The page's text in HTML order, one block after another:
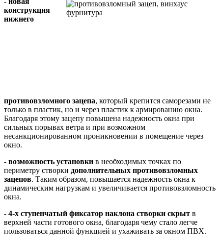
конструкция
нижнего
противовзломного зацепа, который крепится саморезами не
только в пластик, но и через пластик к армированию окна.
Благодаря этому зацепу повышена надежность окна при
сильных порывах ветра и при возможном
несанкционированном проникновении в помещение через
окно.
- возможность установки в необходимых точках по
периметру створки дополнительных противовзломных
зацепов. Таким образом, повышается надежность окна к
динамическим нагрузкам и увеличивается противовзломность
окна.
- 4-х ступенчатый фиксатор наклона створки скрыт в
верхней части готового окна, благодаря чему стало легче
пользоваться данной функцией и ухаживать за окном ПВХ.